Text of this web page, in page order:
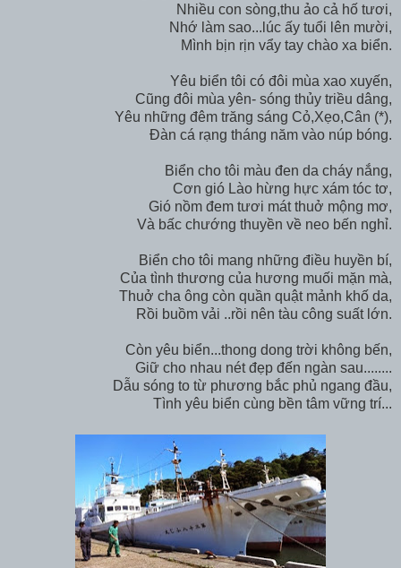
Nhiều con sòng,thu ảo cả hố tươi,
Nhớ làm sao...lúc ấy tuổi lên mười,
Mình bịn rịn vẩy tay chào xa biển.
Yêu biển tôi có đôi mùa xao xuyến,
Cũng đôi mùa yên- sóng thủy triều dâng,
Yêu những đêm trăng sáng Cỏ,Xẹo,Cân (*),
Đàn cá rạng tháng năm vào núp bóng.
Biển cho tôi màu đen da cháy nắng,
Cơn gió Lào hừng hực xám tóc tơ,
Gió nồm đem tươi mát thuở mộng mơ,
Và bấc chướng thuyền về neo bến nghỉ.
Biển cho tôi mang những điều huyền bí,
Của tình thương của hương muối mặn mà,
Thuở cha ông còn quần quật mảnh khố da,
Rồi buồm vải ..rồi nên tàu công suất lớn.
Còn yêu biển...thong dong trời không bến,
Giữ cho nhau nét đẹp đến ngàn sau........
Dẫu sóng to từ phương bắc phủ ngang đầu,
Tình yêu biển cùng bền tâm vững trí...